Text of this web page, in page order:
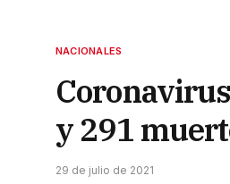
NACIONALES
y 291
29 de julio de 2021